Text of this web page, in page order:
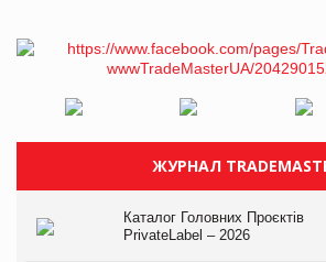
ЖУРНАЛ
Каталог Головних Проєктів
PrivateLabel – 2026